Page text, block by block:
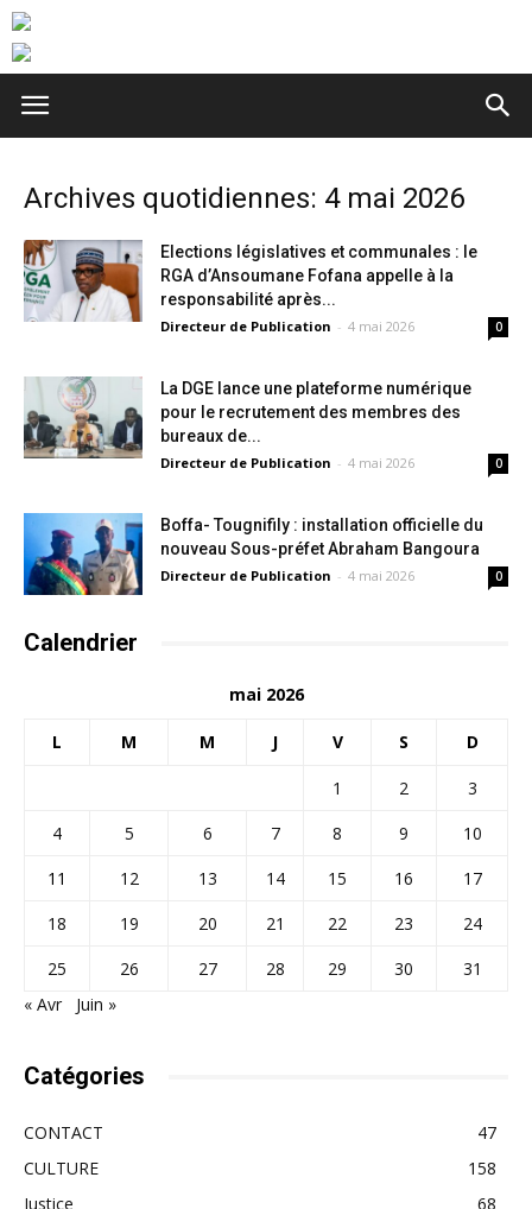
Archives quotidiennes: 4 mai 2026
Elections législatives et communales : le
RGA d’Ansoumane Fofana appelle à la
responsabilité après...
Directeur de Publication - 4 mai 2026 0
La DGE lance une plateforme numérique
pour le recrutement des membres des
bureaux de...
Directeur de Publication - 4 mai 2026 0
Boffa- Tougnifily : installation officielle du
nouveau Sous-préfet Abraham Bangoura
Directeur de Publication - 4 mai 2026 0
Calendrier
mai 2026
L M M J V S D
1 2
3
4
5 6 7 8 9
10
11
12 13 14 15 16
17
18
19 20 21 22 23
24
25
26 27 28 29 30
31
« Avr
Juin »
Catégories
CONTACT
47
CULTURE
158
Justice
68